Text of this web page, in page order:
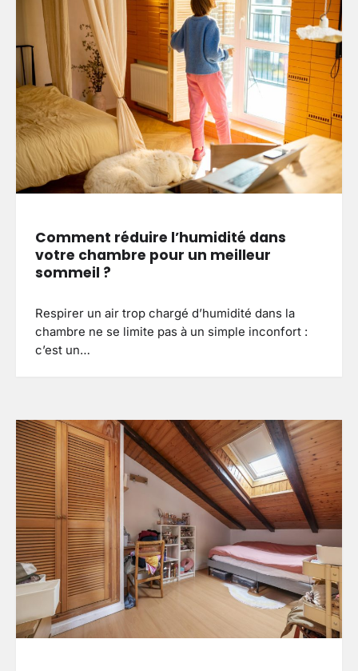
Comment réduire l’humidité dans
votre chambre pour un meilleur
sommeil ?
Respirer un air trop chargé d’humidité dans la
chambre ne se limite pas à un simple inconfort :
c’est un…